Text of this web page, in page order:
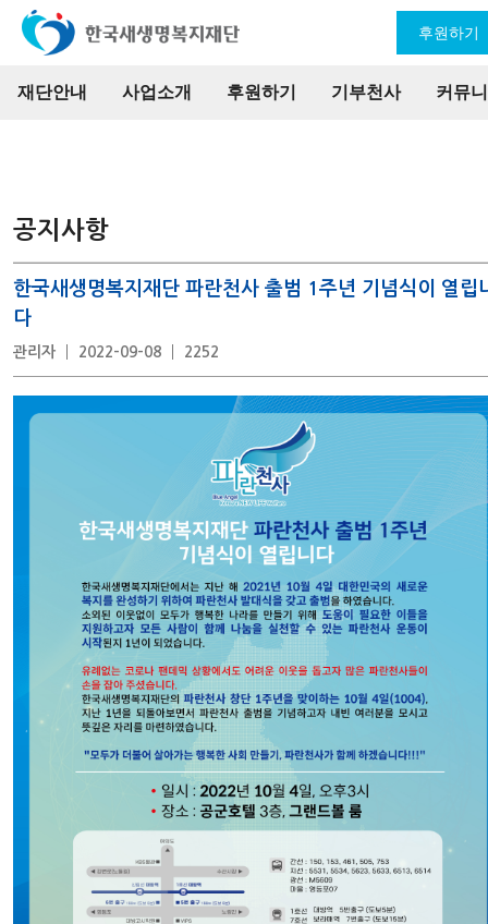
재단안내 사업소개 후원하기 기부천사 커뮤
후원하기
공지사항
한국새생명복지재단 파란천사 출범 1주년 기념식이 열립
다
관리자 2022-09-08 2252